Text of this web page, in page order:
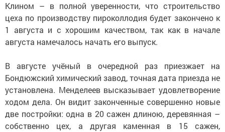
Клином – в полной уверенности, что строительство
цеха по производству пироколлодия будет закончено к
1 августа и с хорошим качеством, так как в начале
августа намечалось начать его выпуск.
В августе учёный в очередной раз приезжает на
Бондюжский химический завод, точная дата приезда не
установлена. Менделеев высказывает удовлетворение
ходом дела. Он видит законченные совершенно новые
две постройки: одна в 20 сажен длиною, деревянная –
собственно цех, а другая каменная в 15 сажен,